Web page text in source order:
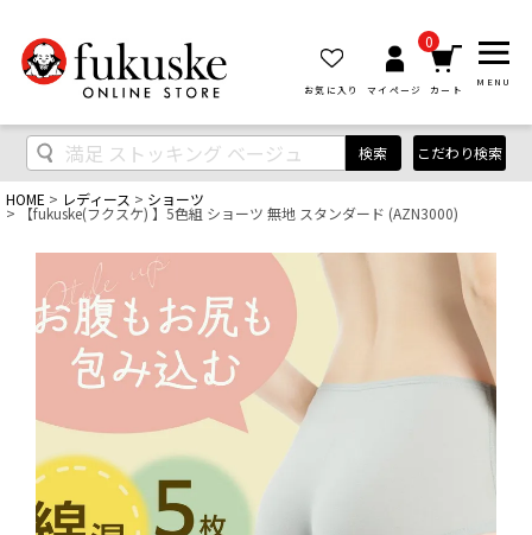
お気に入り マイページ
0
カート
MENU
検索 こだわり検索
HOME レディース ショーツ
【fukuske(フクスケ) 】5色組 ショーツ 無地 スタンダード (AZN3000)